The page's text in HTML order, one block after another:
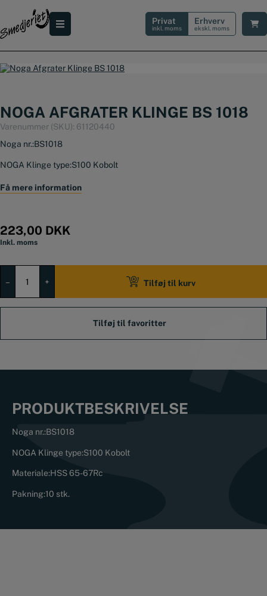
indholdet
Privat
inkl. moms
Erhverv
ekskl. moms
NOGA AFGRATER KLINGE BS 1018
Varenummer (SKU): 61120440
Noga nr.:BS1018
NOGA Klinge type:S100 Kobolt
Materiale:HSS 65-67Rc
Få mere information
223,00 DKK
Inkl. moms
–
Afgrater
BS
1018
+ Tilføj til kurv
PRODUKTBESKRIVELSE
Noga nr.:BS1018
NOGA Klinge type:S100 Kobolt
Materiale:HSS 65-67Rc
Pakning:10 stk.